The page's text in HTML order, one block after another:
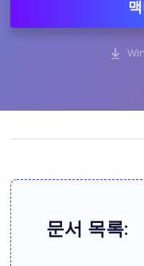

문서 목록: